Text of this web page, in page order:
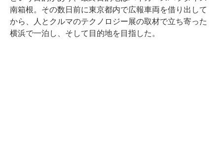
南箱根。その数日前に東京都内で広報車両を借り出して
から、人とクルマのテクノロジー展の取材で立ち寄った
横浜で一泊し、そして目的地を目指した。